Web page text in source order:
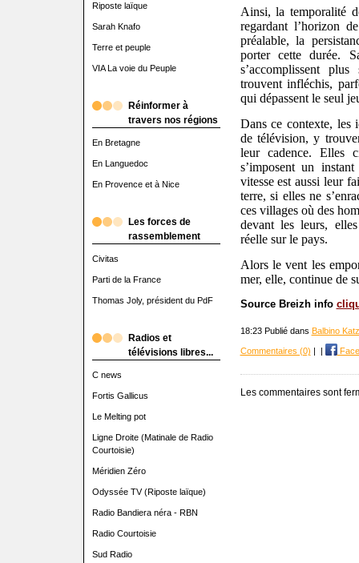
Riposte laïque
Sarah Knafo
Terre et peuple
VIA La voie du Peuple
Réinformer à
travers nos régions
En Bretagne
En Languedoc
En Provence et à Nice
Les forces de
rassemblement
Civitas
Parti de la France
Thomas Joly, président du PdF
Radios et
télévisions libres...
C news
Fortis Gallicus
Le Melting pot
Ligne Droite (Matinale de Radio
Courtoisie)
Méridien Zéro
Odyssée TV (Riposte laïque)
Radio Bandiera néra - RBN
Radio Courtoisie
Sud Radio
Ainsi, la temporalité
regardant l’horizon
préalable, la
porter cette durée.
s’accomplissent
trouvent infléchis,
qui dépassent le seul
Dans ce contexte, les
de télévision, y
leur cadence. Elles
s’imposent un
vitesse est aussi leur
terre, si elles ne
ces villages où des
devant les leurs,
réelle sur le pays.
Alors le vent les
mer, elle, continue de
Source Breizh info
18:23 Publié dans Balbino Katz
Commentaires (0)
Les commentaires sont